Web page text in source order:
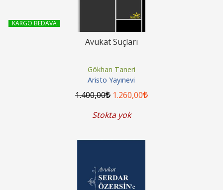
KARGO BEDAVA
Avukat Suçları
Gökhan Taneri
Aristo Yayınevi
1.400,00 1.260,00
Stokta yok